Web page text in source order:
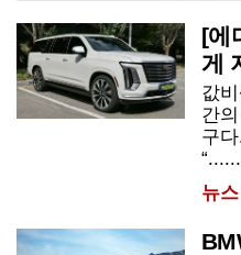
[에
게
값
간
구
“......
뉴스